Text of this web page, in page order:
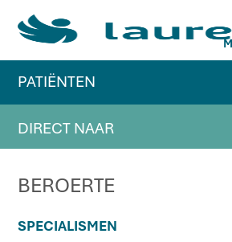
PATIËNTEN
DIRECT NAAR
BEROERTE
SPECIALISMEN